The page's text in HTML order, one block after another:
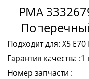
PMA
Подходит для: X5 E70
Гарантия качества
Номер запчасти :